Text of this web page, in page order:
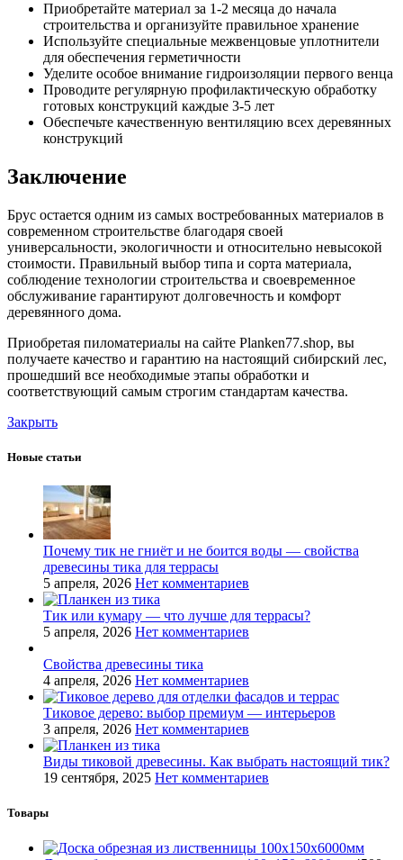
Приобретайте материал за 1-2 месяца до начала
строительства и организуйте правильное хранение
Используйте специальные межвенцовые уплотнители
для обеспечения герметичности
Уделите особое внимание гидроизоляции первого венца
Проводите регулярную профилактическую обработку
готовых конструкций каждые 3-5 лет
Обеспечьте качественную вентиляцию всех деревянных
конструкций
Заключение
Брус остается одним из самых востребованных материалов в
современном строительстве благодаря своей
универсальности, экологичности и относительно невысокой
стоимости. Правильный выбор типа и сорта материала,
соблюдение технологии строительства и своевременное
обслуживание гарантируют долговечность и комфорт
деревянного дома.
Приобретая пиломатериалы на сайте Planken77.shop, вы
получаете качество и гарантию на настоящий сибирский лес,
прошедший все необходимые этапы обработки и
соответствующий самым строгим стандартам качества.
Закрыть
Новые статьи
Почему тик не гниёт и не боится воды — свойства
древесины тика для террасы
5 апреля, 2026 Нет комментариев
Тик или кумару — что лучше для террасы?
5 апреля, 2026 Нет комментариев
Свойства древесины тика
4 апреля, 2026 Нет комментариев
Тиковое дерево: выбор премиум — интерьеров
3 апреля, 2026 Нет комментариев
Виды тиковой древесины. Как выбрать настоящий тик?
19 сентября, 2025 Нет комментариев
Товары